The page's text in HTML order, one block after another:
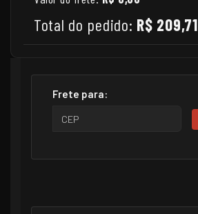
Total do pedido: R$ 209,71
Frete para: